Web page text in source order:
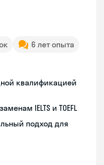
6 лет опыта
квалификацией
IELTS и TOEFL
подход для